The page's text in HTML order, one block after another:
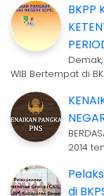
BKPP
WIB Bertempat di
2014
di